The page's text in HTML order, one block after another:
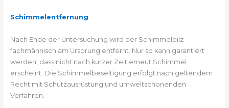
Schimmelentfernung
Nach Ende der Untersuchung wird der Schimmelpilz
fachmännisch am Ursprung entfernt. Nur so kann garantiert
werden, dass nicht nach kurzer Zeit erneut Schimmel
erscheint. Die Schimmelbeseitigung erfolgt nach geltendem
Recht mit Schutzausrüstung und umweltschonenden
Verfahren.